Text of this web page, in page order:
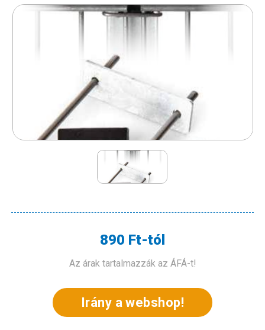
890 Ft-tól
Az árak tartalmazzák az ÁFÁ-t!
Irány a webshop!